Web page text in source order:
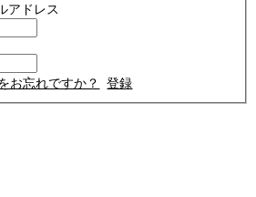
アドレス
お忘れですか？ 登録